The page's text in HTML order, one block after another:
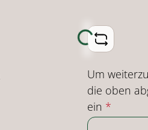
Loading...
Um
die oben
ein *